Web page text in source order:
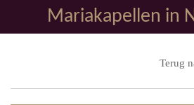
direct
Mariakapellen in
Terug